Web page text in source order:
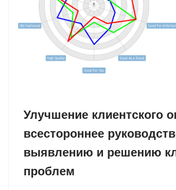
Улучшение клиентского
всестороннее
выявлению и решению
проблем